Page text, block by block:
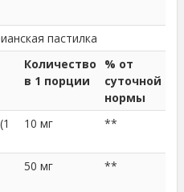
пастилка
Количество
в 1 порции
% от
суточной
нормы
10 мг **
50 мг **